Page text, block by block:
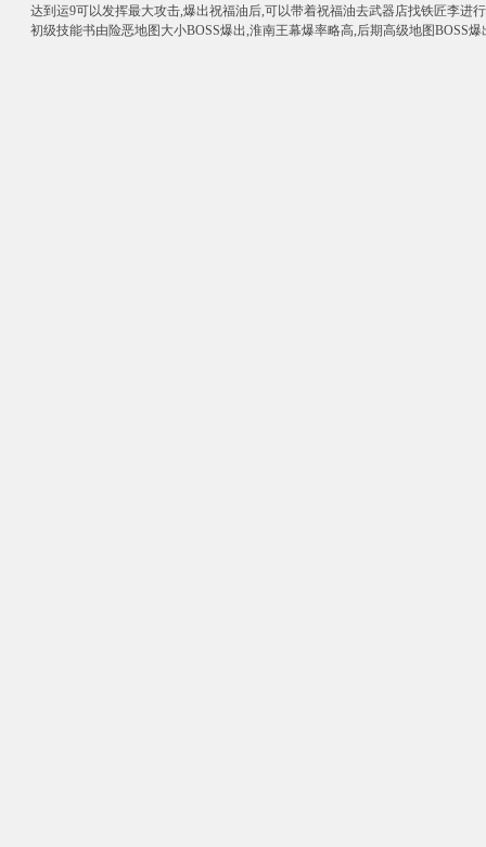
达到运9可以发挥最大攻击,爆出祝福油后,可以带着祝福油去武器店找铁匠李进
初级技能书由险恶地图大小BOSS爆出,淮南王幕爆率略高,后期高级地图BOSS